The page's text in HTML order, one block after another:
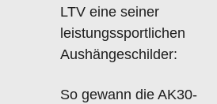
LTV eine seiner
leistungssportlichen
Aushängeschilder:
So gewann die AK30-